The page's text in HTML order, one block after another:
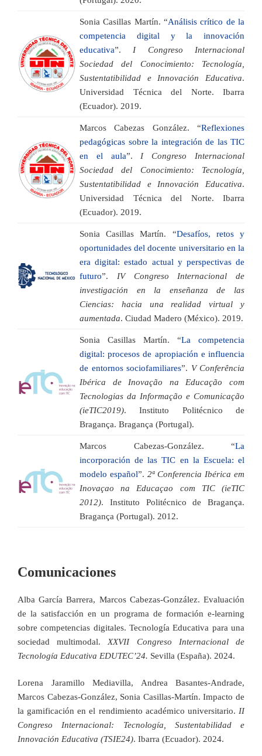
Sonia Casillas Martín. “Análisis crítico de la
competencia digital y la innovación
educativa”. I Congreso Internacional
Sociedad del Conocimiento: Tecnología,
Sustentatibilidad e Innovación Educativa.
Universidad Técnica del Norte. Ibarra
(Ecuador). 2019.
Marcos Cabezas González. “Reflexiones
pedagógicas sobre la integración de las TIC
en el aula”. I Congreso Internacional
Sociedad del Conocimiento: Tecnología,
Sustentatibilidad e Innovación Educativa.
Universidad Técnica del Norte. Ibarra
(Ecuador). 2019.
Sonia Casillas Martín. “Desafíos, retos y
oportunidades del docente universitario en la
era digital: estado actual y perspectivas de
futuro”. IV Congreso Internacional de
investigación en la enseñanza de las
Ciencias: hacia una realidad virtual y
aumentada. Ciudad Madero (México). 2019.
Sonia Casillas Martín. “La competencia
digital: procesos de apropiación e influencia
de entornos sociofamiliares”. V Conferência
Ibérica de Inovação na Educação com
Tecnologias da Informação e Comunicação
(ieTIC2019). Instituto Politécnico de
Bragança. Bragança (Portugal).
Marcos Cabezas-González. “La
incorporación de las TIC en la Escuela: el
modelo español”. 2ª Conferencia Ibérica em
Inovaçao na Educaçao com TIC (ieTIC
2012). Instituto Politécnico de Bragança.
Bragança (Portugal). 2012.
Comunicaciones
Alba García Barrera, Marcos Cabezas-González. Evaluación
de la satisfacción en un programa de formación e-learning
sobre competencias digitales. Tecnología Educativa para una
sociedad multimodal. XXVII Congreso Internacional de
Tecnología Educativa EDUTEC’24. Sevilla (España). 2024.
Lorena Jaramillo Mediavilla, Andrea Basantes-Andrade,
Marcos Cabezas-González, Sonia Casillas-Martín. Impacto de
la gamificación en el rendimiento académico universitario. II
Congreso Internacional: Tecnología, Sustentabilidad e
Innovación Educativa (TSIE24). Ibarra (Ecuador). 2024.